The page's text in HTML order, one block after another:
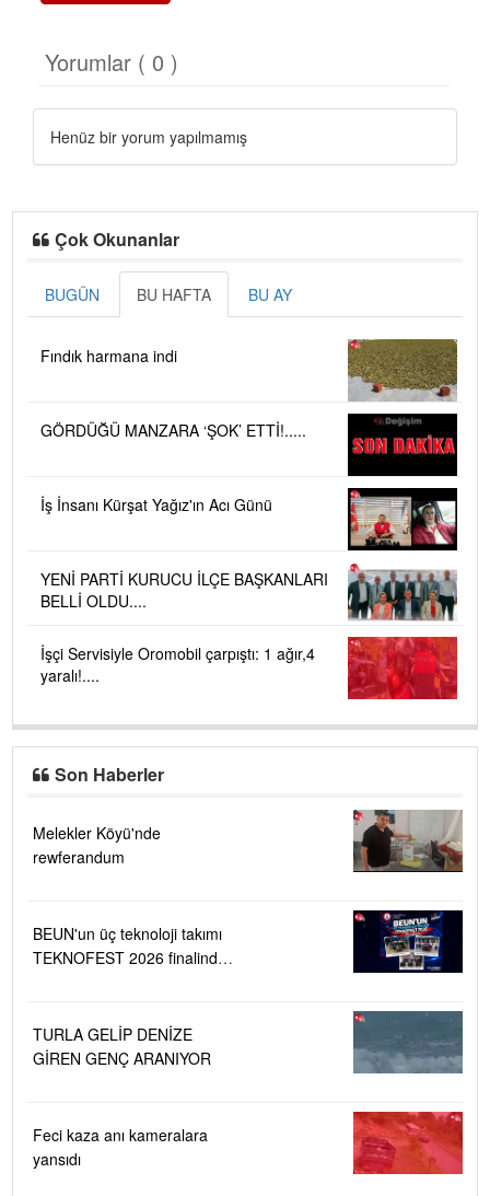
Yorumlar ( 0 )
Henüz bir yorum yapılmamış
Çok Okunanlar
BUGÜN BU HAFTA BU AY
Fındık harmana indi
GÖRDÜĞÜ MANZARA ‘ŞOK’ ETTİ!.....
İş İnsanı Kürşat Yağız'ın Acı Günü
YENİ PARTİ KURUCU İLÇE BAŞKANLARI
BELLİ OLDU....
İşçi Servisiyle Oromobil çarpıştı: 1 ağır,4
yaralı!....
Son Haberler
Melekler Köyü'nde
rewferandum
BEUN'un üç teknoloji takımı
TEKNOFEST 2026 finalinde
TURLA GELİP DENİZE
GİREN GENÇ ARANIYOR
Feci kaza anı kameralara
yansıdı